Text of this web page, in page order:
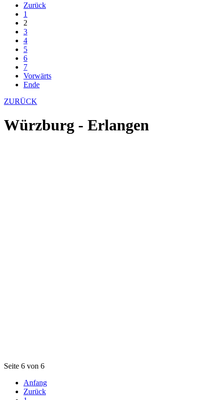
Zurück
1
2
3
4
5
6
7
Vorwärts
Ende
ZURÜCK
Würzburg - Erlangen
Seite 6 von 6
Anfang
Zurück